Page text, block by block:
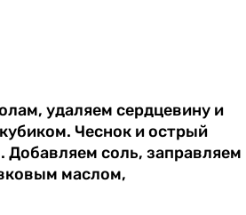
удаляем сердцевину и
Чеснок и острый
Добавляем соль, заправляем
маслом,